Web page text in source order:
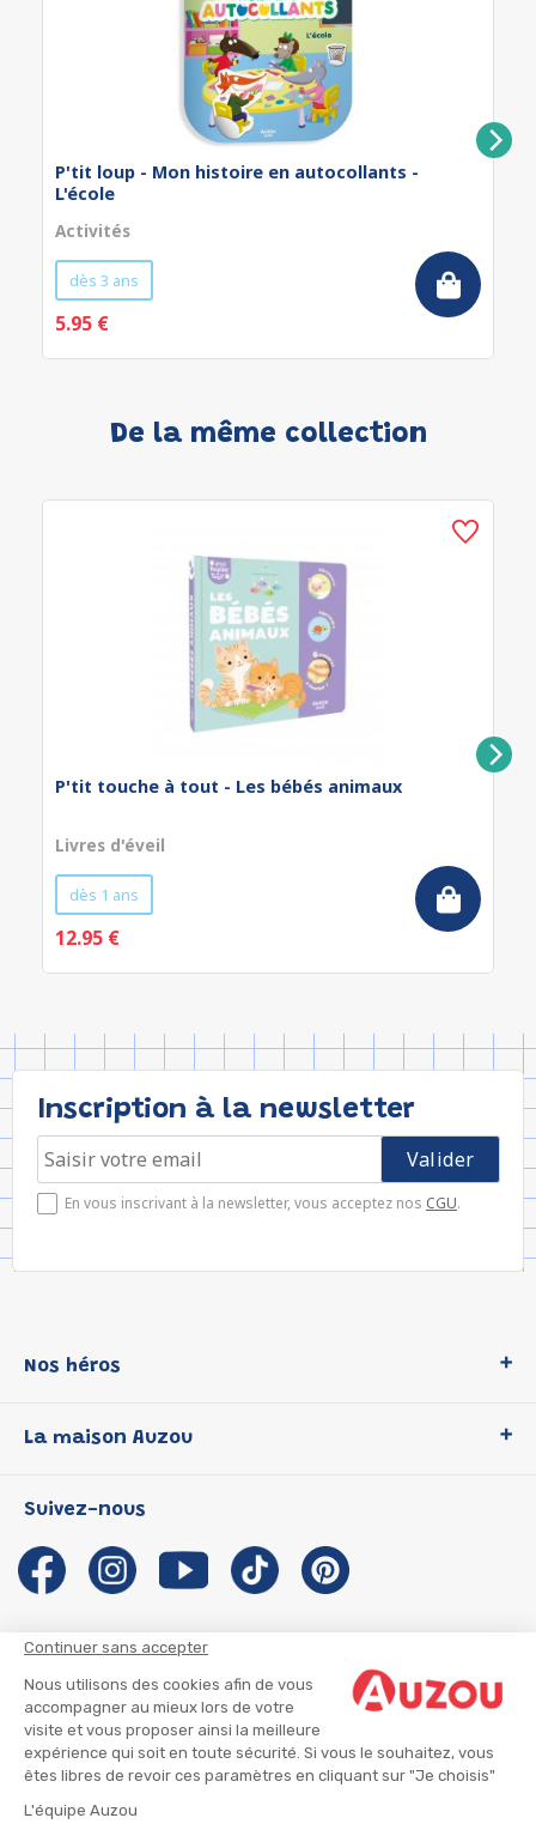
Continuer sans accepter
Nous utilisons des cookies afin de vous
accompagner au mieux lors de votre
visite et vous proposer ainsi la meilleure
expérience qui soit en toute sécurité. Si vous le souhaitez, vous
êtes libres de revoir ces paramètres en cliquant sur "Je choisis"
L'équipe Auzou
P'tit loup - Mon histoire en autocollants -
L'école
Activités
dès 3 ans
5.95 €
De la même collection
P'tit touche à tout - Les bébés animaux
Livres d'éveil
dès 1 ans
12.95 €
Inscription à la newsletter
En vous inscrivant à la newsletter, vous acceptez nos CGU.
Nos héros
P'tit Loup
Les Influenceuses
Migali
Petite Taupe
La maison Auzou
Notre histoire
Auzou s'engage
Auteurs et illustrateurs Auzou
Suivre mon colis
Infos consommateur
Suivez-nous
CGU
CGV
Mentions légales